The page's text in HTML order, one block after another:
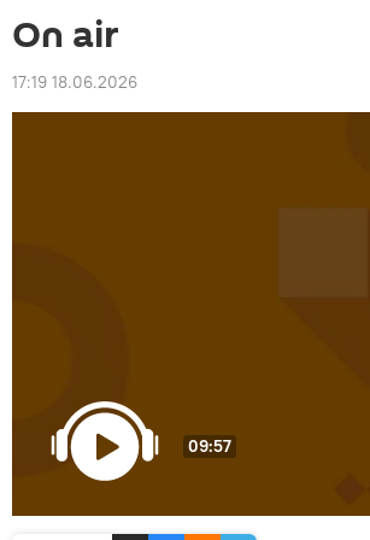
On air
17:19 18.06.2026
09:57